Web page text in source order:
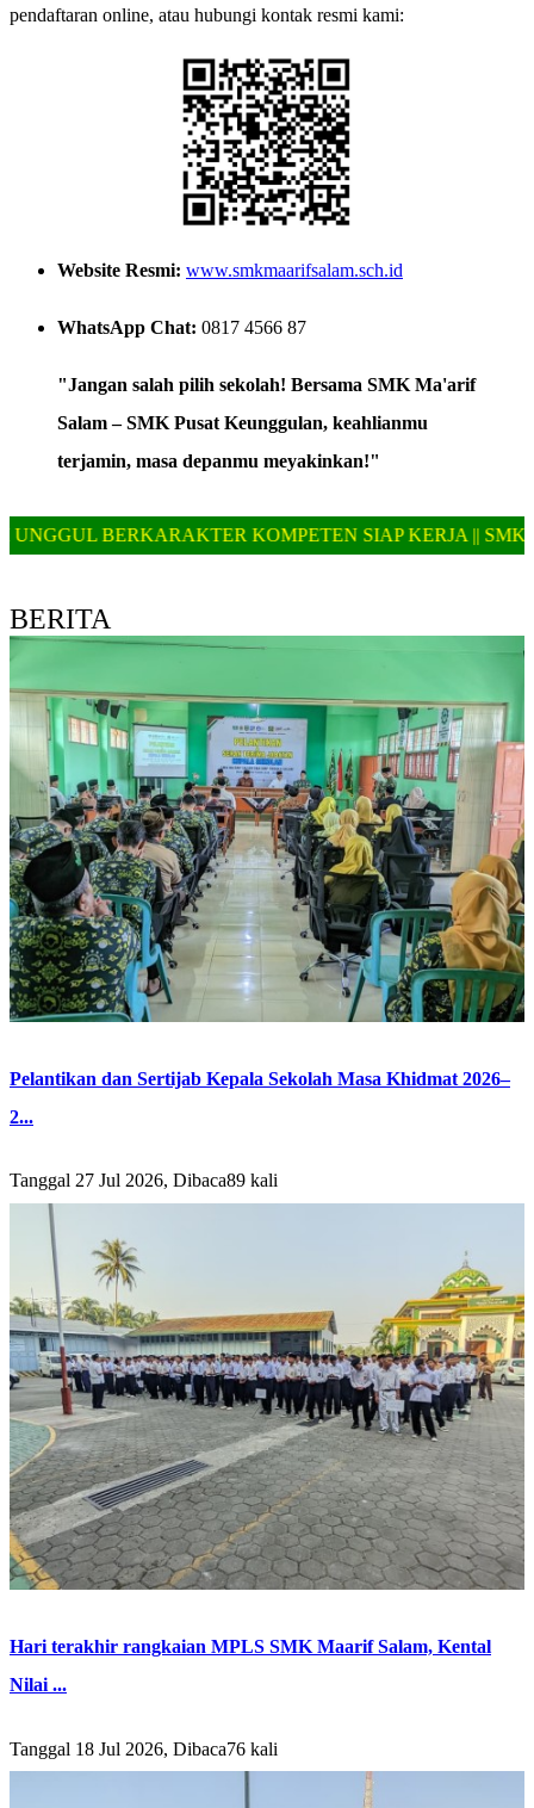
pendaftaran online, atau hubungi kontak resmi kami:
Website Resmi: www.smkmaarifsalam.sch.id
WhatsApp Chat: 0817 4566 87
"Jangan salah pilih sekolah! Bersama SMK Ma'arif
Salam – SMK Pusat Keunggulan, keahlianmu
terjamin, masa depanmu meyakinkan!"
KOMPETEN SIAP KERJA || SMK MA'ARIF SALAM
BERITA
Pelantikan dan Sertijab Kepala Sekolah Masa Khidmat 2026–
2...
Tanggal 27 Jul 2026, Dibaca89 kali
Hari terakhir rangkaian MPLS SMK Maarif Salam, Kental
Nilai ...
Tanggal 18 Jul 2026, Dibaca76 kali